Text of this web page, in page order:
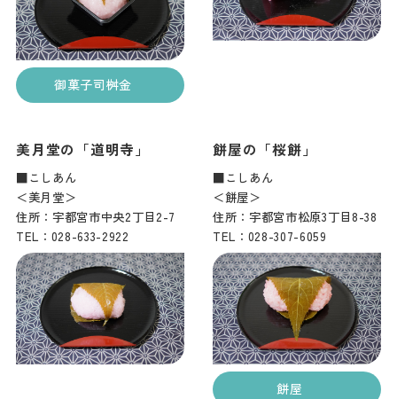
御菓子司桝金
美月堂の「道明寺」
■こしあん
＜美月堂＞
住所：宇都宮市中央2丁目2-7
TEL：028-633-2922
餅屋の「桜餅」
■こしあん
＜餅屋＞
住所：宇都宮市松原3丁目8-38
TEL：028-307-6059
餅屋